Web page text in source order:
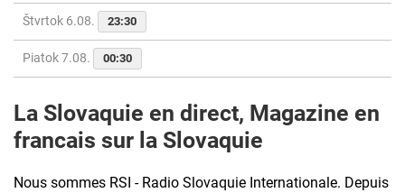
Štvrtok 6.08. 23:30
Piatok 7.08. 00:30
La Slovaquie en direct, Magazine en
francais sur la Slovaquie
Nous sommes RSI - Radio Slovaquie Internationale. Depuis